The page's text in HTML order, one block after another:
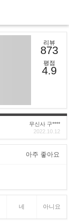
리뷰
873
평점
4.9
무신사 구****
2022.10.12
아주 좋아요
네 아니요